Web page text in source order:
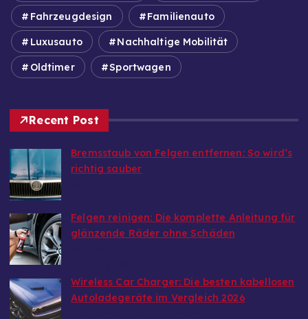
Fahrzeugdesign Familienauto
Luxusauto Nachhaltige Mobilität
Oldtimer Sportwagen
Recent Post
Bremsstaub von Felgen entfernen: So wird’s
richtig sauber
Felgen reinigen: Die komplette Anleitung für
glänzende Räder ohne Schäden
Wireless Car Charger: Die besten kabellosen
Autoladegeräte im Vergleich 2026